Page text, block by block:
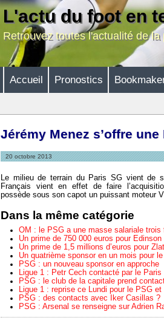
L'actu du foot en
Retrouvez toutes l'actualité de
Accueil Pronostics
Jérémy Menez s’offre
20 octobre 2013
Le milieu de terrain du Paris SG vient de
Français vient en effet de faire
possède sous son capot un puissant moteur
Dans la même catégorie
OM : le PSG a une masse salariale trois
Un prime de 750 000 euros pour Edinson
Un prime de 1,5 millions d’euros pour
Un quatrième sponsor en un mois pour
PSG : un nouveau sponsor en approche
Ligue 1 : Petr Cech contacté par le Paris
PSG : le club de la capitale prend
Ligue 1 : reprise ce Lundi pour le PSG et
PSG : des contacts avec Iker Casillas ?
PSG : Arsenal se renseigne sur Adrien